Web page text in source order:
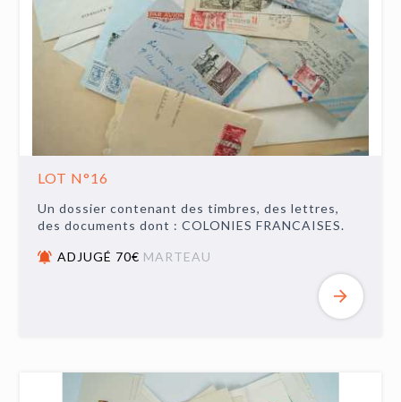
LOT N°16
Un dossier contenant des timbres, des lettres,
des documents dont : COLONIES FRANCAISES.
ADJUGÉ 70€ MARTEAU